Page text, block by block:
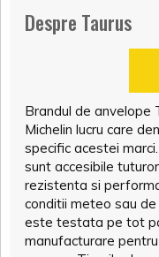
Despre Taurus
Brandul de anvelope
Michelin lucru care
specific acestei
sunt accesibile
rezistenta si
conditii meteo sau
este testata pe tot
manufacturare